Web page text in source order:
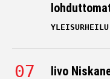
YLEISURHEILU
Iivo